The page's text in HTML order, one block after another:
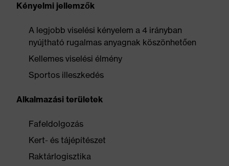
Kényelmi jellemzők
A legjobb viselési kényelem a 4 irányban
nyújtható rugalmas anyagnak köszönhetően
Kellemes viselési élmény
Sportos illeszkedés
Alkalmazási területek
Fafeldolgozás
Kert- és tájépítészet
Raktárlogisztika